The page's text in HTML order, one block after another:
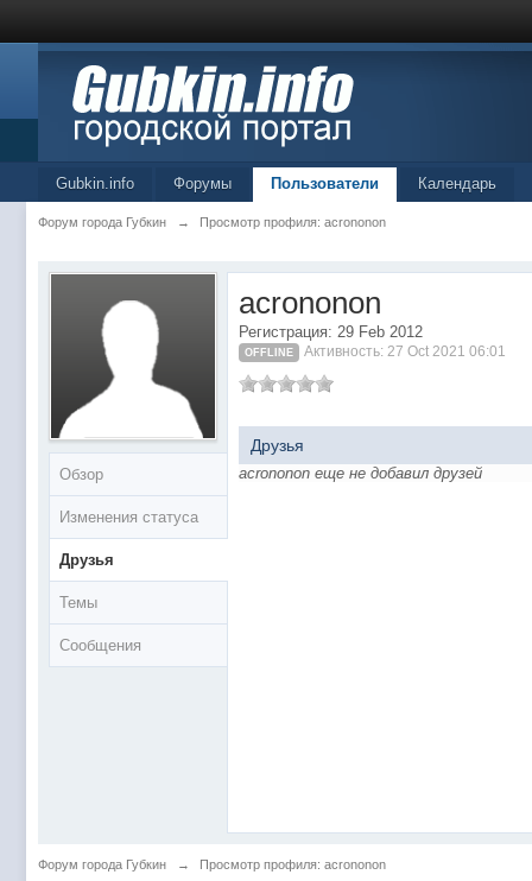
Gubkin.info Форумы Пользователи Календарь
Форум города Губкин → Просмотр профиля: acrononon
Обзор
Изменения статуса
Друзья
Темы
Сообщения
acrononon
Регистрация: 29 Feb 2012
OFFLINE Активность: 27 Oct 2021 06:01
Друзья
acrononon еще не добавил друзей
Форум города Губкин → Просмотр профиля: acrononon